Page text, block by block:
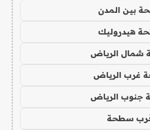
بين المدن
هيدروليك
الرياض
غرب الرياض
جنوب الرياض
سطحة